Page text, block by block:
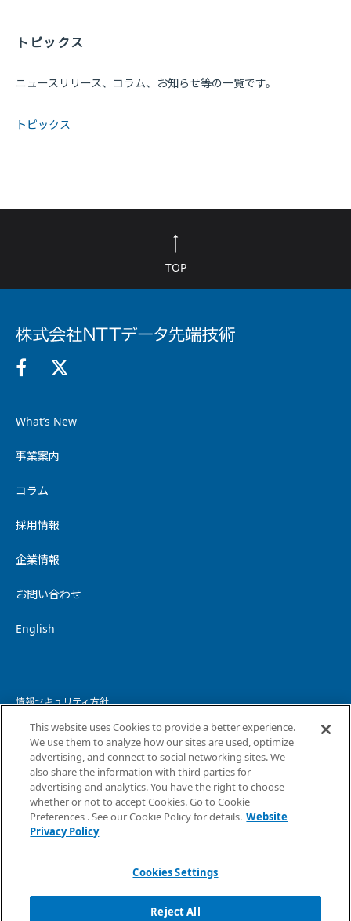
トピックス
ニュースリリース、コラム、お知らせ等の一覧です。
トピックス
TOP
What’s New
事業案内
コラム
採用情報
企業情報
お問い合わせ
English
情報セキュリティ方針
個人情報保護方針
個人情報の取り扱いについて
ウェブサイトプライバシーポリシー
コピーライト・免責事項
This website uses Cookies to provide a better experience.
We use them to analyze how our sites are used, optimize
advertising, and connect to social networking sites. We
also share the information with third parties for
advertising and analytics. You have the right to choose
whether or not to accept Cookies. Go to Cookie
Preferences . See our Cookie Policy for details. Website
Privacy Policy
Cookies Settings
Reject All